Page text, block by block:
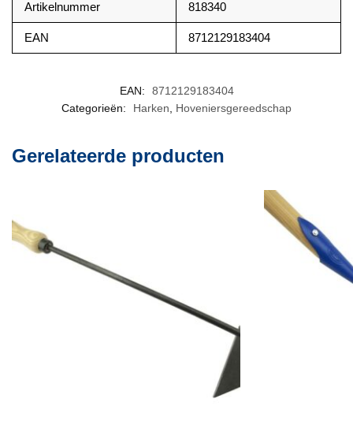
Artikelnummer 818340
EAN 8712129183404
EAN:
8712129183404
Categorieën:
Harken Hoveniersgereedschap
Gerelateerde producten